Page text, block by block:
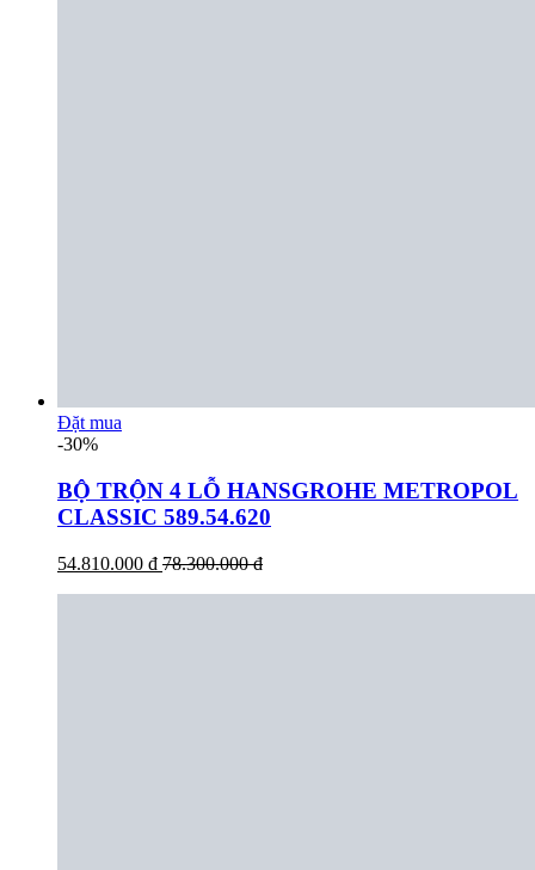
Đặt mua
-30%
BỘ TRỘN 4 LỖ HANSGROHE METROPOL
CLASSIC 589.54.620
54.810.000 đ 78.300.000 đ